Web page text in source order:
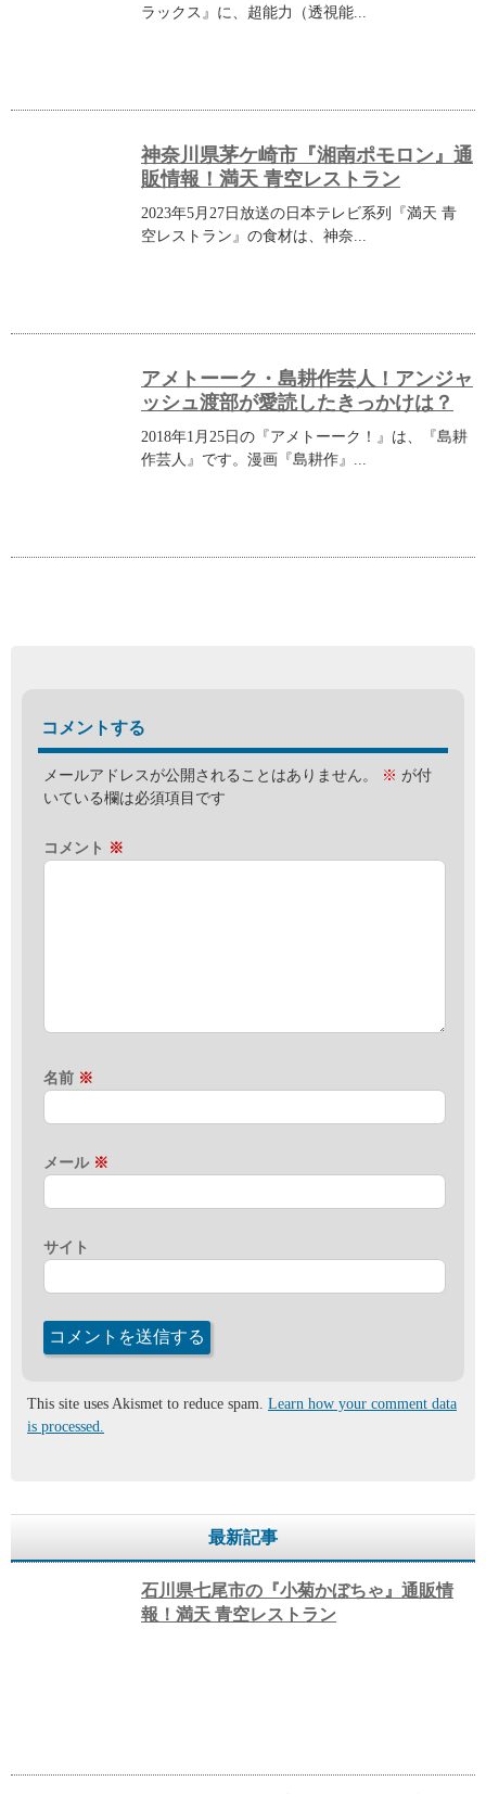
ラックス』に、超能力（透視能...
神奈川県茅ケ崎市『湘南ポモロン』通
販情報！満天 青空レストラン
2023年5月27日放送の日本テレビ系列『満天 青
空レストラン』の食材は、神奈...
アメトーーク・島耕作芸人！アンジャ
ッシュ渡部が愛読したきっかけは？
2018年1月25日の『アメトーーク！』は、『島耕
作芸人』です。漫画『島耕作』...
コメントする
メールアドレスが公開されることはありません。 ※ が付
いている欄は必須項目です
コメント ※
名前 ※
メール ※
サイト
This site uses Akismet to reduce spam. Learn how your comment data
is processed.
最新記事
石川県七尾市の『小菊かぼちゃ』通販情
報！満天 青空レストラン